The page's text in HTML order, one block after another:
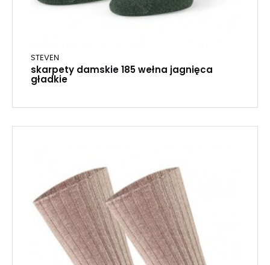
STEVEN
skarpety damskie 185 wełna jagnięca
gładkie